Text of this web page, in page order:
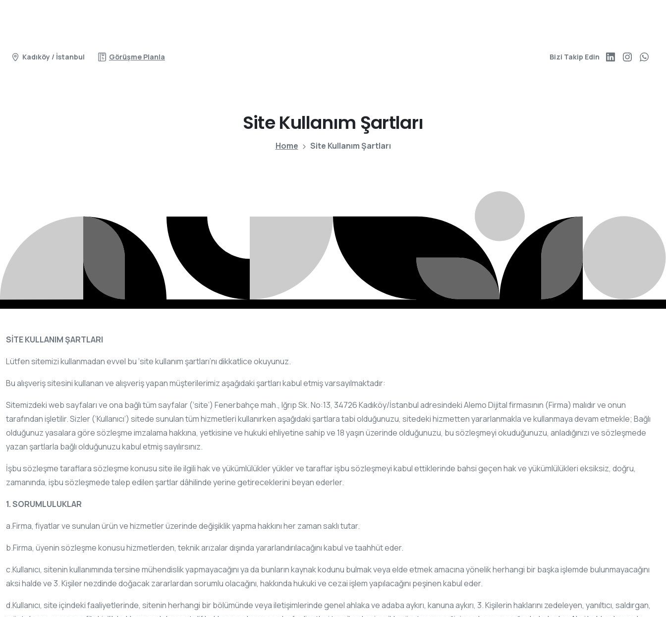
Kadıköy / İstanbul Görüşme Planla Bizi Takip Edin
SiteKullanım Şartları
Home Site Kullanım Şartları
SİTE KULLANIM ŞARTLARI
Lütfen sitemizi kullanmadan evvel bu ‘site kullanım şartları’nı dikkatlice okuyunuz.
Bu alışveriş sitesini kullanan ve alışveriş yapan müşterilerimiz aşağıdaki şartları kabul etmiş varsayılmaktadır:
Sitemizdeki web sayfaları ve ona bağlı tüm sayfalar (‘site’) Fenerbahçe mah., Iğrıp Sk. No:13, 34726 Kadıköy/İstanbul adresindeki Alemo Dijital firmasının (Firma) malıdır ve onun
tarafından işletilir. Sizler (‘Kullanıcı’) sitede sunulan tüm hizmetleri kullanırken aşağıdaki şartlara tabi olduğunuzu, sitedeki hizmetten yararlanmakla ve kullanmaya devam etmekle; Bağlı
olduğunuz yasalara göre sözleşme imzalama hakkına, yetkisine ve hukuki ehliyetine sahip ve 18 yaşın üzerinde olduğunuzu, bu sözleşmeyi okuduğunuzu, anladığınızı ve sözleşmede
yazan şartlarla bağlı olduğunuzu kabul etmiş sayılırsınız.
İşbu sözleşme taraflara sözleşme konusu site ile ilgili hak ve yükümlülükler yükler ve taraflar işbu sözleşmeyi kabul ettiklerinde bahsi geçen hak ve yükümlülükleri eksiksiz, doğru,
zamanında, işbu sözleşmede talep edilen şartlar dâhilinde yerine getireceklerini beyan ederler.
1. SORUMLULUKLAR
a.Firma, fiyatlar ve sunulan ürün ve hizmetler üzerinde değişiklik yapma hakkını her zaman saklı tutar.
b.Firma, üyenin sözleşme konusu hizmetlerden, teknik arızalar dışında yararlandırılacağını kabul ve taahhüt eder.
c.Kullanıcı, sitenin kullanımında tersine mühendislik yapmayacağını ya da bunların kaynak kodunu bulmak veya elde etmek amacına yönelik herhangi bir başka işlemde bulunmayacağını
aksi halde ve 3. Kişiler nezdinde doğacak zararlardan sorumlu olacağını, hakkında hukuki ve cezai işlem yapılacağını peşinen kabul eder.
d.Kullanıcı, site içindeki faaliyetlerinde, sitenin herhangi bir bölümünde veya iletişimlerinde genel ahlaka ve adaba aykırı, kanuna aykırı, 3. Kişilerin haklarını zedeleyen, yanıltıcı, saldırgan,